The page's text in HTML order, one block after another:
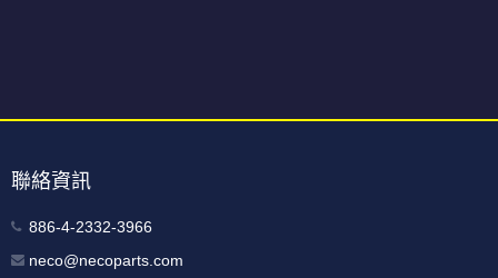
聯絡資訊
886-4-2332-3966
neco@necoparts.com